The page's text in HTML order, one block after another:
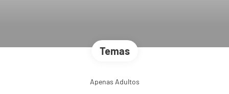
Temas
Apenas Adultos